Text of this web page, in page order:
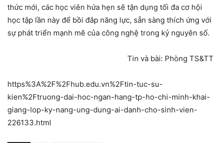
thức mới, các học viên hứa hẹn sẽ tận dụng tối đa cơ hội
học tập lần này để bồi đắp năng lực, sẵn sàng thích ứng với
sự phát triển mạnh mẽ của công nghệ trong kỷ nguyên số.
Tin và bài: Phòng TS&TT
https%3A%2F%2Fhub.edu.vn%2Ftin-tuc-su-
kien%2Ftruong-dai-hoc-ngan-hang-tp-ho-chi-minh-khai-
giang-lop-ky-nang-ung-dung-ai-danh-cho-sinh-vien-
226133.html